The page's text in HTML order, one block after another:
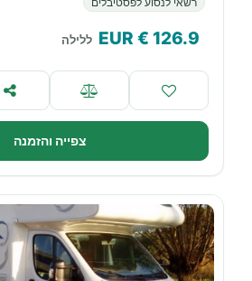
126.9
€ EUR ללילה
צפייה והזמנה